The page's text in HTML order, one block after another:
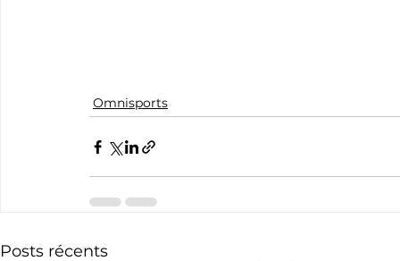
Omnisports
Posts récents